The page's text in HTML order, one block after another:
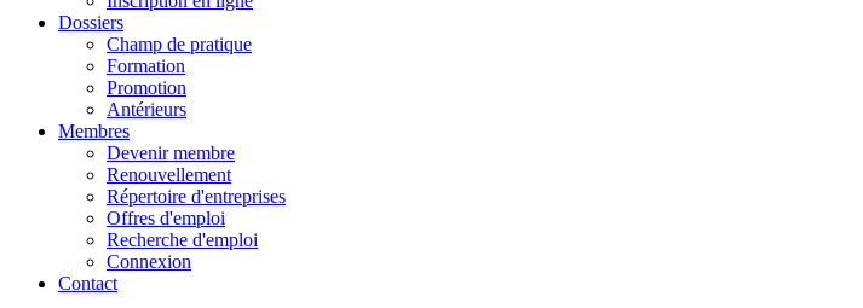
Dossiers
Champ de pratique
Formation
Promotion
Antérieurs
Membres
Devenir membre
Renouvellement
Répertoire d'entreprises
Offres d'emploi
Recherche d'emploi
Connexion
Contact